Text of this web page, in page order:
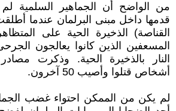
من الواضح أن الجماهير السلمية
قدمها داخل مبنى البرلمان عندما
القناصة) الذخيرة الحية على
المسعفين الذين كانوا يعالجون
أشخاص قتلوا وأصيب 50 آخرون.
لم يكن من الممكن احتواء غضب